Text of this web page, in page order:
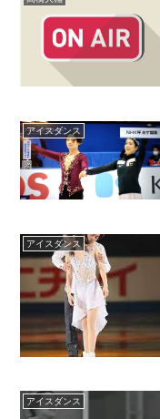
アイスダンス
アイスダンス
アイスダンス